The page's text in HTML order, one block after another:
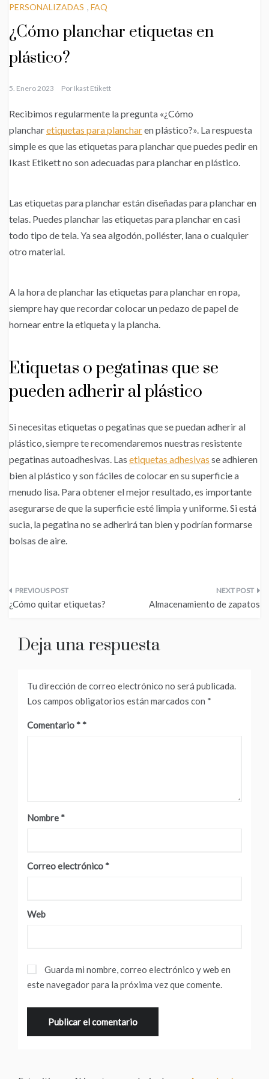
PERSONALIZADAS , FAQ
¿Cómo planchar etiquetas en
plástico?
5. Enero 2023 Por Ikast Etikett
Recibimos regularmente la pregunta «¿Cómo
plancharetiquetas para plancharen plástico?». La respuesta
simple es que las etiquetas para planchar que puedes pedir en
Ikast Etikett no son adecuadas para planchar en plástico.
Las etiquetas para planchar están diseñadas para planchar en
telas. Puedes planchar las etiquetas para planchar en casi
todo tipo de tela. Ya sea algodón, poliéster, lana o cualquier
otro material.
A la hora de planchar las etiquetas para planchar en ropa,
siempre hay que recordar colocar un pedazo de papel de
hornear entre la etiqueta y la plancha.
Etiquetas o pegatinas que se
pueden adherir al plástico
Si necesitas etiquetas o pegatinas que se puedan adherir al
plástico, siempre te recomendaremos nuestras resistente
pegatinas autoadhesivas. Las etiquetas adhesivas se adhieren
bien al plástico y son fáciles de colocar en su superficie a
menudo lisa. Para obtener el mejor resultado, es importante
asegurarse de que la superficie esté limpia y uniforme. Si está
sucia, la pegatina no se adherirá tan bien y podrían formarse
bolsas de aire.
Navegación
entradas
¿Cómo quitar etiquetas? Almacenamiento de zapatos
Deja una respuesta
Tu dirección de correo electrónico no será publicada.
Los campos obligatorios están marcados con *
Comentario *
Nombre *
Correo electrónico *
Web
Guarda mi nombre, correo electrónico y web en
este navegador para la próxima vez que comente.